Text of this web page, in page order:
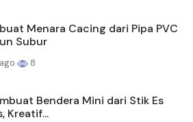
Menara Cacing dari Pipa PVC
Subur
8
Bendera Mini dari Stik Es
Kreatif...